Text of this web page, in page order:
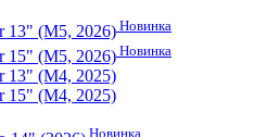
13" (M5, 2026)Новинка
15" (M5, 2026)Новинка
13" (M4, 2025)
15" (M4, 2025)
Новинка